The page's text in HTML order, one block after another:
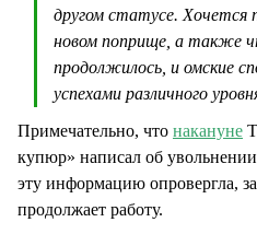
другом статусе. Хочется
новом поприще, а также
продолжилось, и омские
успехами различного
Примечательно, что накануне
купюр» написал об
эту информацию
продолжает работу.